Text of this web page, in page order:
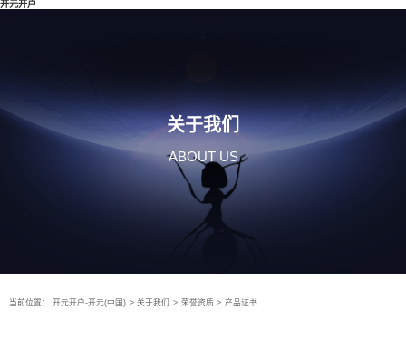
开元开户
关于我们
ABOUT US
当前位置： 开元开户-开元(中国) > 关于我们 > 荣誉资质 > 产品证书